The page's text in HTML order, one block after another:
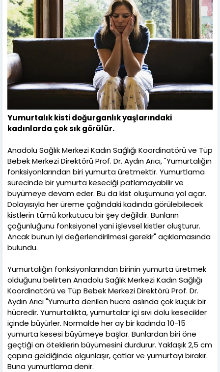
Yumurtalık kisti doğurganlık yaşlarındaki
kadınlarda çok sık görülür.
Anadolu Sağlık Merkezi Kadın Sağlığı Koordinatörü ve Tüp
Bebek Merkezi Direktörü Prof. Dr. Aydın Arıcı, "Yumurtalığın
fonksiyonlarından biri yumurta üretmektir. Yumurtlama
sürecinde bir yumurta keseciği patlamayabilir ve
büyümeye devam eder. Bu da kist oluşumuna yol açar.
Dolayısıyla her üreme çağındaki kadında görülebilecek
kistlerin tümü korkutucu bir şey değildir. Bunların
çoğunluğunu fonksiyonel yani işlevsel kistler oluşturur.
Ancak bunun iyi değerlendirilmesi gerekir" açıklamasında
bulundu.
Yumurtalığın fonksiyonlarından birinin yumurta üretmek
olduğunu belirten Anadolu Sağlık Merkezi Kadın Sağlığı
Koordinatörü ve Tüp Bebek Merkezi Direktörü Prof. Dr.
Aydın Arıcı "Yumurta denilen hücre aslında çok küçük bir
hücredir. Yumurtalıkta, yumurtalar içi sıvı dolu kesecikler
içinde büyürler. Normalde her ay bir kadında 10-15
yumurta kesesi büyümeye başlar. Bunlardan biri öne
geçtiği an ötekilerin büyümesini durdurur. Yaklaşık 2,5 cm
çapına geldiğinde olgunlaşır, çatlar ve yumurtayı bırakır.
Buna yumurtlama denir.